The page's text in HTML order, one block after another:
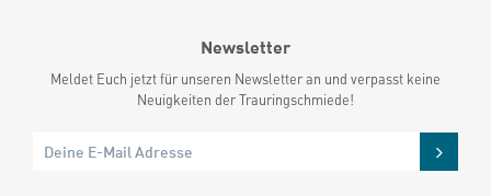
Newsletter
Meldet Euch jetzt für unseren Newsletter an und verpasst keine
Neuigkeiten der Trauringschmiede!